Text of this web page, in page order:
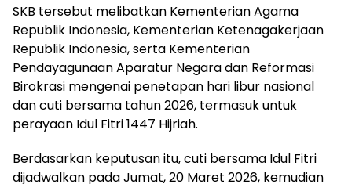
SKB tersebut melibatkan Kementerian Agama
Republik Indonesia, Kementerian Ketenagakerjaan
Republik Indonesia, serta Kementerian
Pendayagunaan Aparatur Negara dan Reformasi
Birokrasi mengenai penetapan hari libur nasional
dan cuti bersama tahun 2026, termasuk untuk
perayaan Idul Fitri 1447 Hijriah.
Berdasarkan keputusan itu, cuti bersama Idul Fitri
dijadwalkan pada Jumat, 20 Maret 2026, kemudian